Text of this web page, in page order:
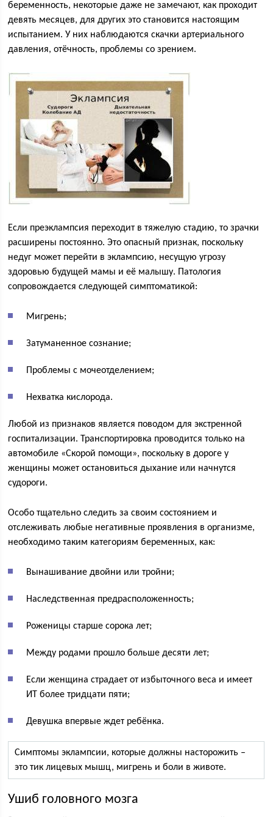
беременность, некоторые даже не замечают, как проходит
девять месяцев, для других это становится настоящим
испытанием. У них наблюдаются скачки артериального
давления, отёчность, проблемы со зрением.
Если преэклампсия переходит в тяжелую стадию, то зрачки
расширены постоянно. Это опасный признак, поскольку
недуг может перейти в эклампсию, несущую угрозу
здоровью будущей мамы и её малышу. Патология
сопровождается следующей симптоматикой:
Мигрень;
Затуманенное сознание;
Проблемы с мочеотделением;
Нехватка кислорода.
Любой из признаков является поводом для экстренной
госпитализации. Транспортировка проводится только на
автомобиле «Скорой помощи», поскольку в дороге у
женщины может остановиться дыхание или начнутся
судороги.
Особо тщательно следить за своим состоянием и
отслеживать любые негативные проявления в организме,
необходимо таким категориям беременных, как:
Вынашивание двойни или тройни;
Наследственная предрасположенность;
Роженицы старше сорока лет;
Между родами прошло больше десяти лет;
Если женщина страдает от избыточного веса и имеет
ИТ более тридцати пяти;
Девушка впервые ждет ребёнка.
Симптомы эклампсии, которые должны насторожить –
это тик лицевых мышц, мигрень и боли в животе.
Ушиб головного мозга